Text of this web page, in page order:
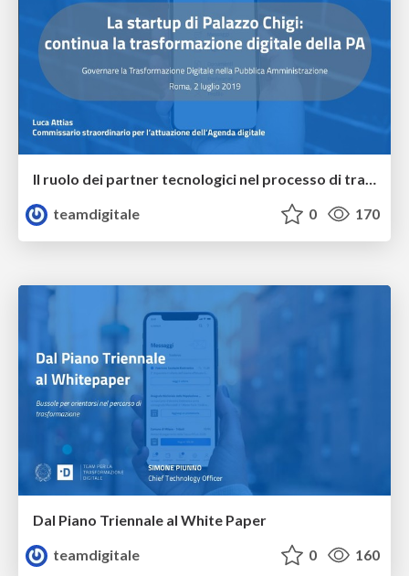
Il ruolo dei partner tecnologici nel processo di trasformazione dei servizi pubblici. La strada tracciata dal White Paper all’insegna della continuità
teamdigitale
0 170
Dal Piano Triennale al White Paper
teamdigitale
0 160